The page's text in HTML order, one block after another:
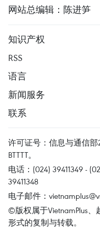
网站总编辑：陈进笋
知识产权
RSS
语言
新闻服务
联系
许可证号：信息与通信部
BTTTT。
电话：(024) 39411349 -
39411348
电子邮件：
©版权属于VietnamPlus
形式的复制与转载。